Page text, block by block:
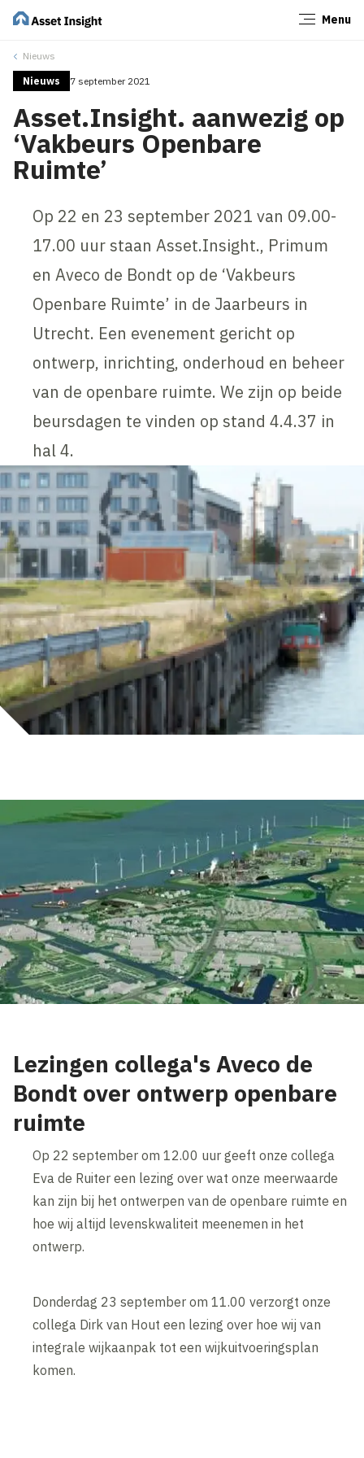
Menu
Nieuws
Nieuws 7 september 2021
Asset.Insight. aanwezig op
‘Vakbeurs Openbare
Ruimte’
Op 22 en 23 september 2021 van 09.00-
17.00 uur staan Asset.Insight., Primum
en Aveco de Bondt op de ‘Vakbeurs
Openbare Ruimte’ in de Jaarbeurs in
Utrecht. Een evenement gericht op
ontwerp, inrichting, onderhoud en beheer
van de openbare ruimte. We zijn op beide
beursdagen te vinden op stand 4.4.37 in
hal 4.
Lezingen collega's Aveco de
Bondt over ontwerp openbare
ruimte
Op 22 september om 12.00 uur geeft onze collega
Eva de Ruiter een lezing over wat onze meerwaarde
kan zijn bij het ontwerpen van de openbare ruimte en
hoe wij altijd levenskwaliteit meenemen in het
ontwerp.
Donderdag 23 september om 11.00 verzorgt onze
collega Dirk van Hout een lezing over hoe wij van
integrale wijkaanpak tot een wijkuitvoeringsplan
komen.
Sluiten